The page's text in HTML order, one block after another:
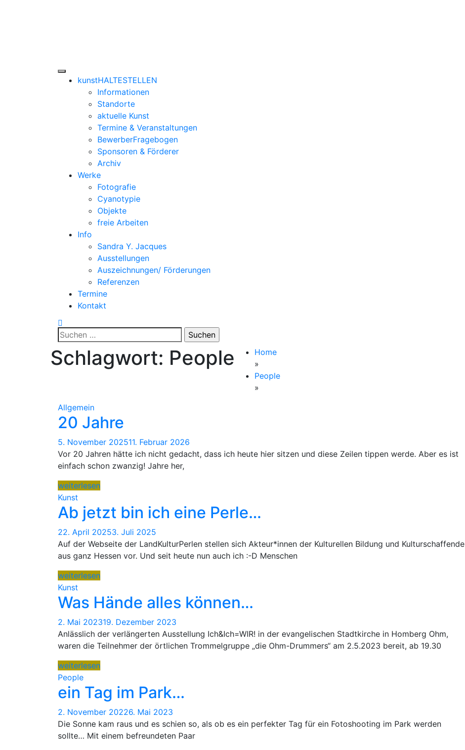
Sandra Y. Jacques
Die Welt im Blick
kunstHALTESTELLEN
Informationen
Standorte
aktuelle Kunst
Termine & Veranstaltungen
BewerberFragebogen
Sponsoren & Förderer
Archiv
Werke
Fotografie
Cyanotypie
Objekte
freie Arbeiten
Info
Sandra Y. Jacques
Ausstellungen
Auszeichnungen/ Förderungen
Referenzen
Termine
Kontakt
Suche
nach:
Schlagwort: People
Home
»
People
»
Allgemein
20 Jahre
5. November 202511. Februar 2026
Vor 20 Jahren hätte ich nicht gedacht, dass ich heute hier sitzen und diese Zeilen tippen werde. Aber es ist
einfach schon zwanzig! Jahre her,
weiterlesen
Kunst
Ab jetzt bin ich eine Perle…
22. April 20253. Juli 2025
Auf der Webseite der LandKulturPerlen stellen sich Akteur*innen der Kulturellen Bildung und Kulturschaffende
aus ganz Hessen vor. Und seit heute nun auch ich :-D Menschen
weiterlesen
Kunst
Was Hände alles können…
2. Mai 202319. Dezember 2023
Anlässlich der verlängerten Ausstellung Ich&Ich=WIR! in der evangelischen Stadtkirche in Homberg Ohm,
waren die Teilnehmer der örtlichen Trommelgruppe „die Ohm-Drummers“ am 2.5.2023 bereit, ab 19.30
weiterlesen
People
ein Tag im Park…
2. November 20226. Mai 2023
Die Sonne kam raus und es schien so, als ob es ein perfekter Tag für ein Fotoshooting im Park werden
sollte… Mit einem befreundeten Paar